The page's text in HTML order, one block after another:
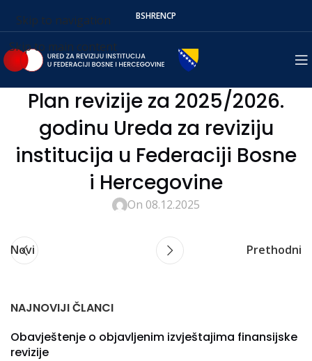
Skip to navigation
Skip to main content
BSHRENСР
Plan revizije za 2025/2026.
godinu Ureda za reviziju
institucija u Federaciji Bosne
i Hercegovine
On 08.12.2025
Novi Prethodni
NAJNOVIJI ČLANCI
Obavještenje o objavljenim izvještajima finansijske
revizije